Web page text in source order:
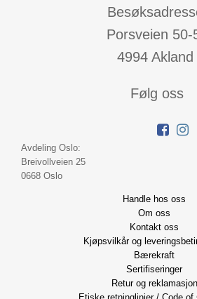
Porsveien 50-
4994 Akland
Følg oss
Avdeling Oslo:
Breivollveien 25
0668 Oslo
Handle hos oss
Om oss
Kontakt oss
Kjøpsvilkår og
Bærekraft
Sertifiseringer
Retur og reklamasjon